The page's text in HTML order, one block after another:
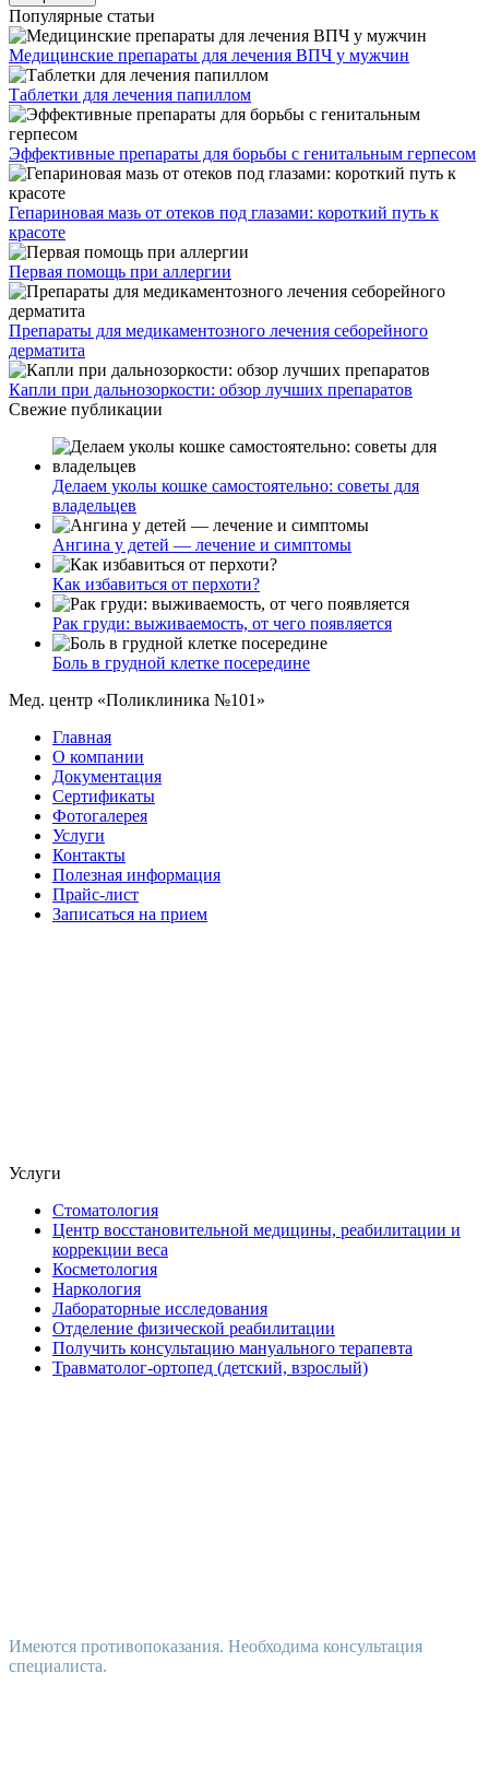
Популярные статьи
Медицинские препараты для лечения ВПЧ у мужчин
Таблетки для лечения папиллом
Эффективные препараты для борьбы с генитальным герпесом
Гепариновая мазь от отеков под глазами: короткий путь к
красоте
Первая помощь при аллергии
Препараты для медикаментозного лечения себорейного
дерматита
Капли при дальнозоркости: обзор лучших препаратов
Свежие публикации
Делаем уколы кошке самостоятельно: советы для
владельцев
Ангина у детей — лечение и симптомы
Как избавиться от перхоти?
Рак груди: выживаемость, от чего появляется
Боль в грудной клетке посередине
Мед. центр «Поликлиника №101»
Главная
О компании
Документация
Сертификаты
Фотогалерея
Услуги
Контакты
Полезная информация
Прайс-лист
Записаться на прием
Услуги
Стоматология
Центр восстановительной медицины, реабилитации и
коррекции веса
Косметология
Наркология
Лабораторные исследования
Отделение физической реабилитации
Получить консультацию мануального терапевта
Травматолог-ортопед (детский, взрослый)
Имеются противопоказания. Необходима консультация
специалиста.